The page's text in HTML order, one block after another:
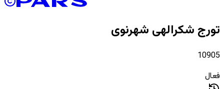
تورج شکرالهی شهرنوی
10905
فعال